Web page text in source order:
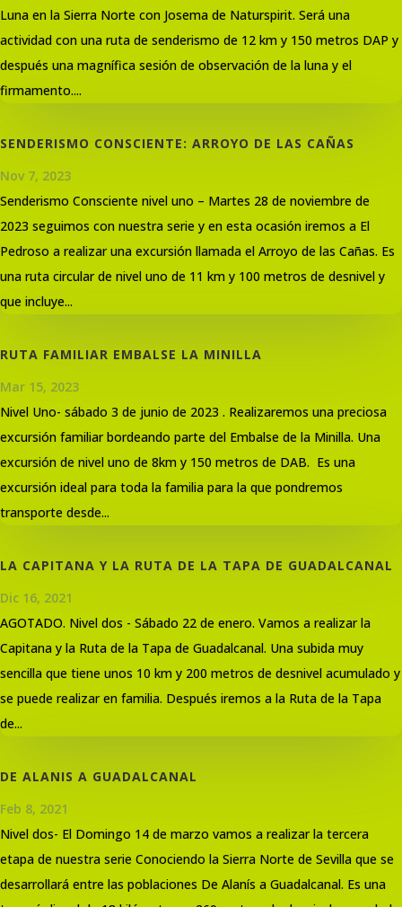
Luna en la Sierra Norte con Josema de Naturspirit. Será una
actividad con una ruta de senderismo de 12 km y 150 metros DAP y
después una magnífica sesión de observación de la luna y el
firmamento....
SENDERISMO CONSCIENTE: ARROYO DE LAS CAÑAS
Nov 7, 2023
Senderismo Consciente nivel uno – Martes 28 de noviembre de
2023 seguimos con nuestra serie y en esta ocasión iremos a El
Pedroso a realizar una excursión llamada el Arroyo de las Cañas. Es
una ruta circular de nivel uno de 11 km y 100 metros de desnivel y
que incluye...
RUTA FAMILIAR EMBALSE LA MINILLA
Mar 15, 2023
Nivel Uno- sábado 3 de junio de 2023 . Realizaremos una preciosa
excursión familiar bordeando parte del Embalse de la Minilla. Una
excursión de nivel uno de 8km y 150 metros de DAB. Es una
excursión ideal para toda la familia para la que pondremos
transporte desde...
LA CAPITANA Y LA RUTA DE LA TAPA DE GUADALCANAL
Dic 16, 2021
AGOTADO. Nivel dos - Sábado 22 de enero. Vamos a realizar la
Capitana y la Ruta de la Tapa de Guadalcanal. Una subida muy
sencilla que tiene unos 10 km y 200 metros de desnivel acumulado y
se puede realizar en familia. Después iremos a la Ruta de la Tapa
de...
DE ALANIS A GUADALCANAL
Feb 8, 2021
Nivel dos- El Domingo 14 de marzo vamos a realizar la tercera
etapa de nuestra serie Conociendo la Sierra Norte de Sevilla que se
desarrollará entre las poblaciones De Alanís a Guadalcanal. Es una